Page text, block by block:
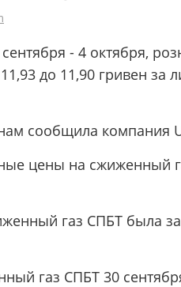
- 4 октября,
до 11,90 гривен за
сообщила компания
цены на сжиженный
газ СПБТ была
газ СПБТ 30